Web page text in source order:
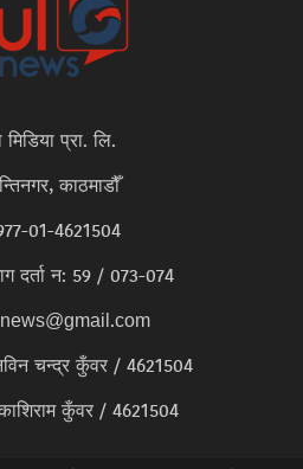
प्रा. लि.
काठमाडौँ
01-4621504
दर्ता न: 59 / 073-074
चन्द्र कुँवर / 4621504
कुँवर / 4621504